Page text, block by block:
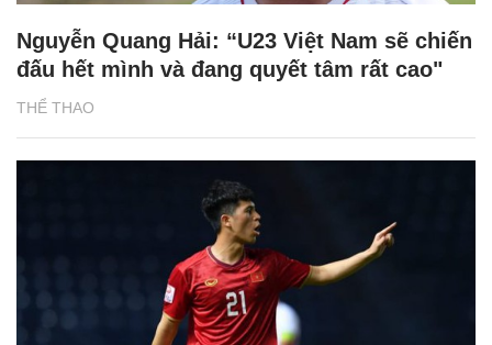
THỂ THAO
Nguyễn Quang Hải: “U23 Việt Nam sẽ chiến
đấu hết mình và đang quyết tâm rất cao"